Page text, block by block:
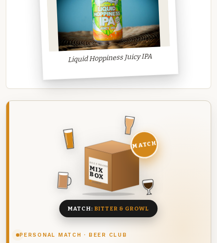
Liquid Hoppiness Juicy IPA
PERSONAL MATCH · BEER CLUB
DEZE MAAND
MIX
BOX
8 BIEREN
MATCH
MATCH: BITTER & GROWL